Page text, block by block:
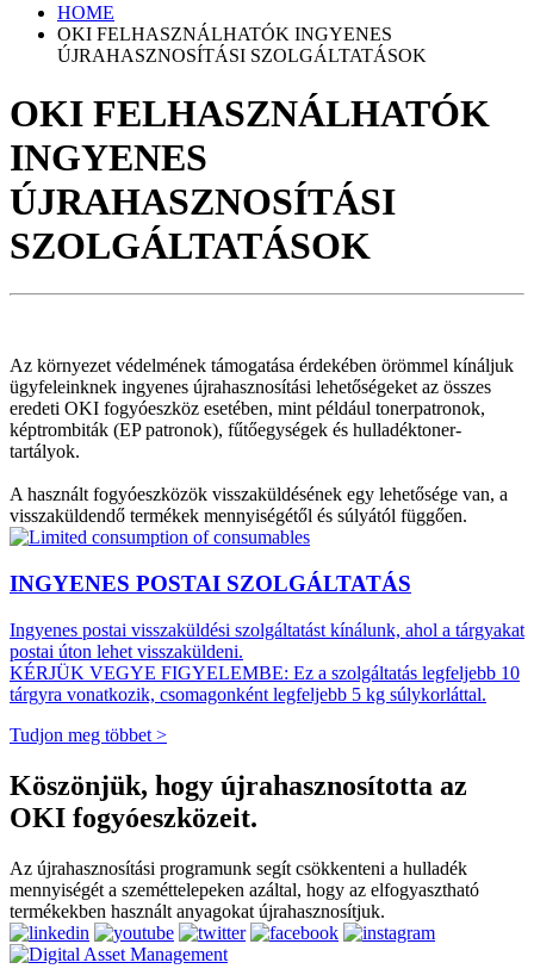
HOME
OKI FELHASZNÁLHATÓK INGYENES
ÚJRAHASZNOSÍTÁSI SZOLGÁLTATÁSOK
OKI FELHASZNÁLHATÓK
INGYENES
ÚJRAHASZNOSÍTÁSI
SZOLGÁLTATÁSOK
Az környezet védelmének támogatása érdekében örömmel kínáljuk
ügyfeleinknek ingyenes újrahasznosítási lehetőségeket az összes
eredeti OKI fogyóeszköz esetében, mint például tonerpatronok,
képtrombiták (EP patronok), fűtőegységek és hulladéktoner-
tartályok.
A használt fogyóeszközök visszaküldésének egy lehetősége van, a
visszaküldendő termékek mennyiségétől és súlyától függően.
INGYENES POSTAI SZOLGÁLTATÁS
Ingyenes postai visszaküldési szolgáltatást kínálunk, ahol a tárgyakat
postai úton lehet visszaküldeni.
KÉRJÜK VEGYE FIGYELEMBE: Ez a szolgáltatás legfeljebb 10
tárgyra vonatkozik, csomagonként legfeljebb 5 kg súlykorláttal.
Tudjon meg többet >
Köszönjük, hogy újrahasznosította az
OKI fogyóeszközeit.
Az újrahasznosítási programunk segít csökkenteni a hulladék
mennyiségét a szeméttelepeken azáltal, hogy az elfogyasztható
termékekben használt anyagokat újrahasznosítjuk.